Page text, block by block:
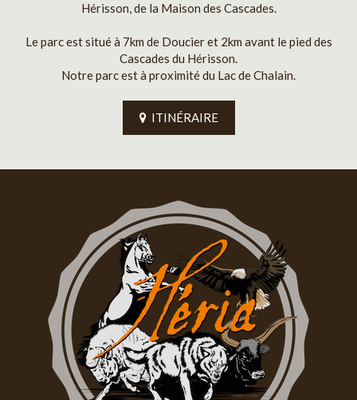
Hérisson, de la Maison des Cascades.
Le parc est situé à 7km de Doucier et 2km avant le pied des
Cascades du Hérisson.
Notre parc est à proximité du Lac de Chalain.
ITINÉRAIRE